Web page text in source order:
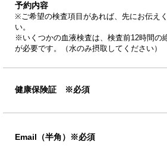
予約内容
※ご希望の検査項目があれば、先にお伝え
い。
※いくつかの血液検査は、検査前12時間の
が必要です。（水のみ摂取してください）
健康保険証 ※必須
Email（半角）※必須